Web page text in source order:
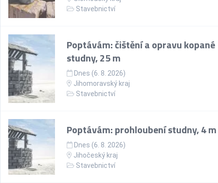
Stavebnictví
Poptávám: čištění a opravu kopané
studny, 25 m
Dnes (6. 8. 2026)
Jihomoravský kraj
Stavebnictví
Poptávám: prohloubení studny, 4 m
Dnes (6. 8. 2026)
Jihočeský kraj
Stavebnictví